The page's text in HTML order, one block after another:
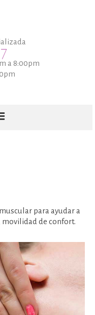
a 8:00pm
para ayudar a
de confort.